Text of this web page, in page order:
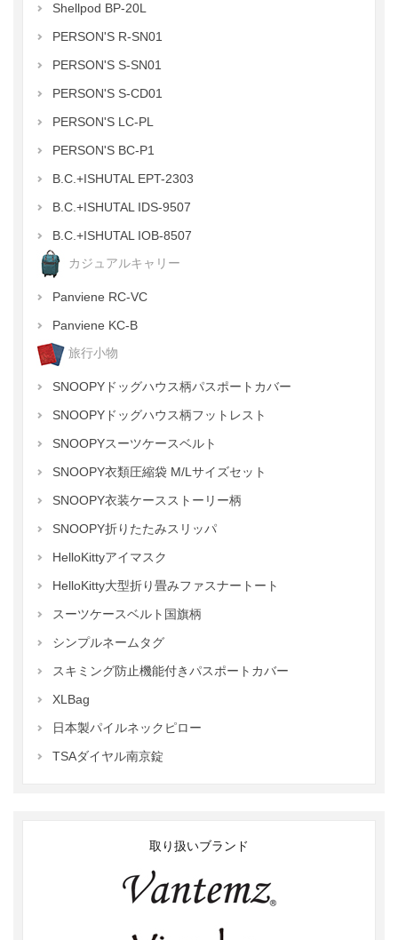
Shellpod BP-20L
PERSON'S R-SN01
PERSON'S S-SN01
PERSON'S S-CD01
PERSON'S LC-PL
PERSON'S BC-P1
B.C.+ISHUTAL EPT-2303
B.C.+ISHUTAL IDS-9507
B.C.+ISHUTAL IOB-8507
カジュアルキャリー
Panviene RC-VC
Panviene KC-B
旅行小物
SNOOPYドッグハウス柄パスポートカバー
SNOOPYドッグハウス柄フットレスト
SNOOPYスーツケースベルト
SNOOPY衣類圧縮袋 M/Lサイズセット
SNOOPY衣装ケースストーリー柄
SNOOPY折りたたみスリッパ
HelloKittyアイマスク
HelloKitty大型折り畳みファスナートート
スーツケースベルト国旗柄
シンプルネームタグ
スキミング防止機能付きパスポートカバー
XLBag
日本製パイルネックピロー
TSAダイヤル南京錠
取り扱いブランド